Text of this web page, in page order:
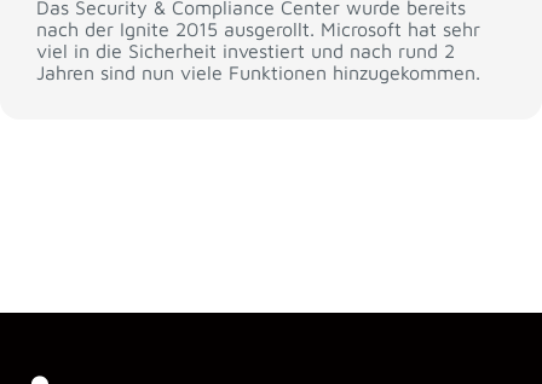
Das Security & Compliance Center wurde bereits
nach der Ignite 2015 ausgerollt. Microsoft hat sehr
viel in die Sicherheit investiert und nach rund 2
Jahren sind nun viele Funktionen hinzugekommen.